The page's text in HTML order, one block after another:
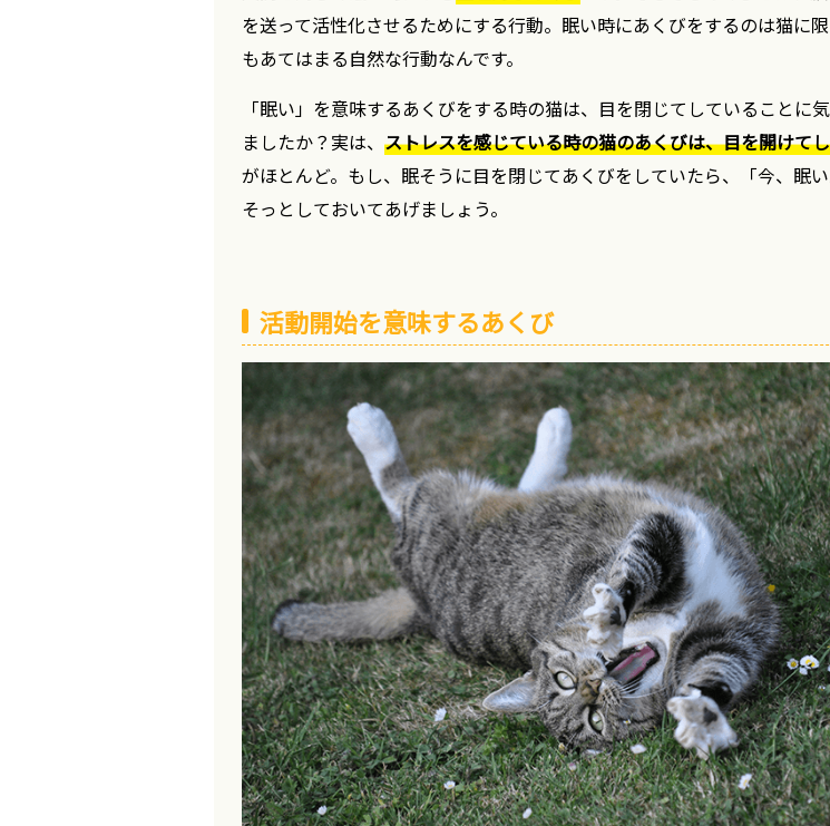
を送って活性化させるためにする行動。眠い時にあくびをするのは猫に
もあてはまる自然な行動なんです。
「眠い」を意味するあくびをする時の猫は、目を閉じてしていることに
ましたか？実は、 ストレスを感じている時の猫のあくびは、目を開けて
がほとんど。もし、眠そうに目を閉じてあくびをしていたら、「今、眠
そっとしておいてあげましょう。
活動開始を意味するあくび